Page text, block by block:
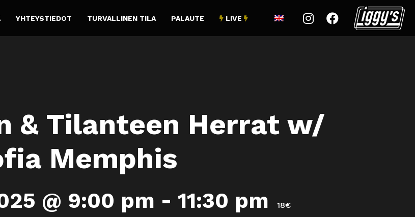
YHTEYSTIEDOT TURVALLINEN TILA PALAUTE  LIVE   
& Tilanteen Herrat w/
Memphis
@ 9:00 pm - 11:30 pm 18€